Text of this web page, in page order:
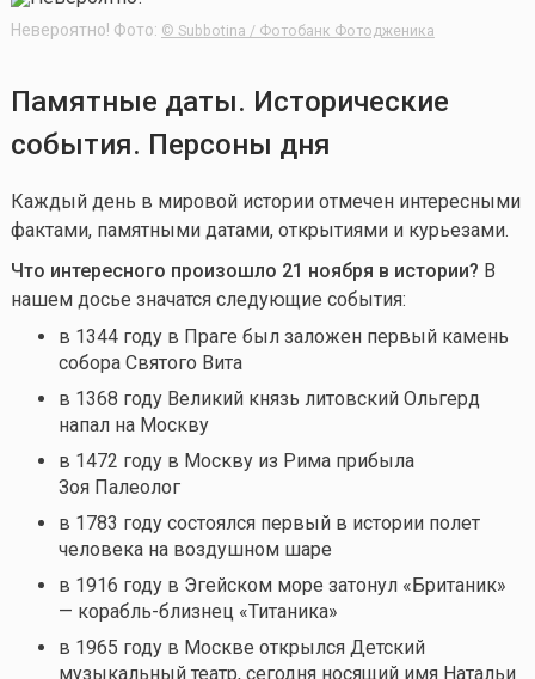
Невероятно! Фото: © Subbotina / Фотобанк Фотодженика
Памятные даты. Исторические
события. Персоны дня
Каждый день в мировой истории отмечен интересными
фактами, памятными датами, открытиями и курьезами.
Что интересного произошло 21 ноября в истории? В
нашем досье значатся следующие события:
в 1344 году в Праге был заложен первый камень
собора Святого Вита
в 1368 году Великий князь литовский Ольгерд
напал на Москву
в 1472 году в Москву из Рима прибыла
Зоя Палеолог
в 1783 году состоялся первый в истории полет
человека на воздушном шаре
в 1916 году в Эгейском море затонул «Британик»
— корабль-близнец «Титаника»
в 1965 году в Москве открылся Детский
музыкальный театр, сегодня носящий имя Натальи